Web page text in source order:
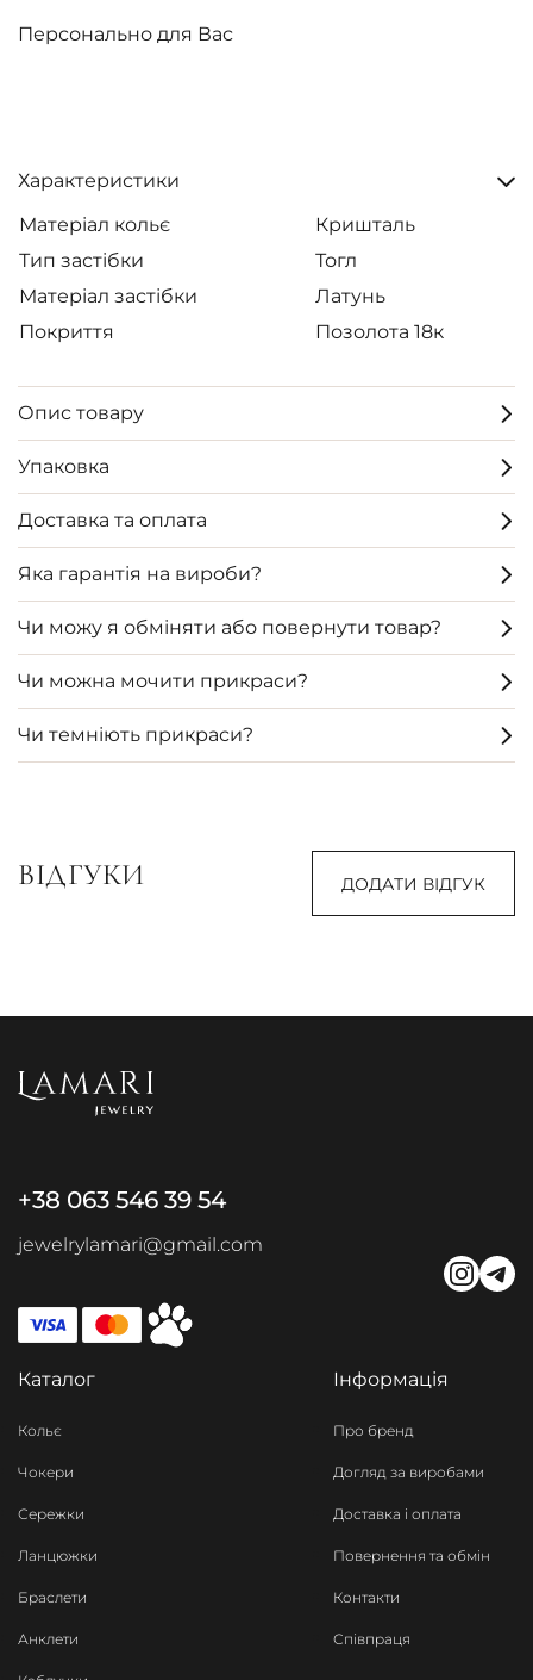
Персонально для Вас
Характеристики
Матеріал кольє
Кришталь
Тип застібки
Тогл
Матеріал застібки
Латунь
Покриття
Позолота 18к
Опис товару
Упаковка
Доставка та оплата
Яка гарантія на вироби?
Чи можу я обміняти або повернути товар?
Чи можна мочити прикраси?
Чи темніють прикраси?
ВІДГУКИ ДОДАТИ ВІДГУК
+38 063 546 39 54
jewelrylamari@gmail.com
Каталог
Кольє
Чокери
Сережки
Ланцюжки
Браслети
Анклети
Інформація
Про бренд
Догляд за виробами
Доставка і оплата
Повернення та обмін
Контакти
Співпраця